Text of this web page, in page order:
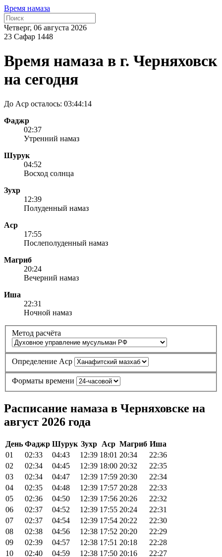
Время намаза
Четверг, 06 августа 2026
23 Сафар 1448
Время намаза в г. Черняховск
на сегодня
До Аср осталось: 03:44:14
Фаджр
02:37
Утренний намаз
Шурук
04:52
Восход солнца
Зухр
12:39
Полуденный намаз
Аср
17:55
Послеполуденный намаз
Магриб
20:24
Вечерний намаз
Иша
22:31
Ночной намаз
Метод расчёта
Определение Аср
Форматы времени
Расписание намаза в Черняховске на
август 2026 года
День Фаджр Шурук Зухр Аср Магриб Иша
01
02:33 04:43 12:39 18:01 20:34
22:36
02
02:34 04:45 12:39 18:00 20:32
22:35
03
02:34 04:47 12:39 17:59 20:30
22:34
04
02:35 04:48 12:39 17:57 20:28
22:33
05
02:36 04:50 12:39 17:56 20:26
22:32
06
02:37 04:52 12:39 17:55 20:24
22:31
07
02:37 04:54 12:39 17:54 20:22
22:30
08
02:38 04:56 12:38 17:52 20:20
22:29
09
02:39 04:57 12:38 17:51 20:18
22:28
10
02:40 04:59 12:38 17:50 20:16
22:27